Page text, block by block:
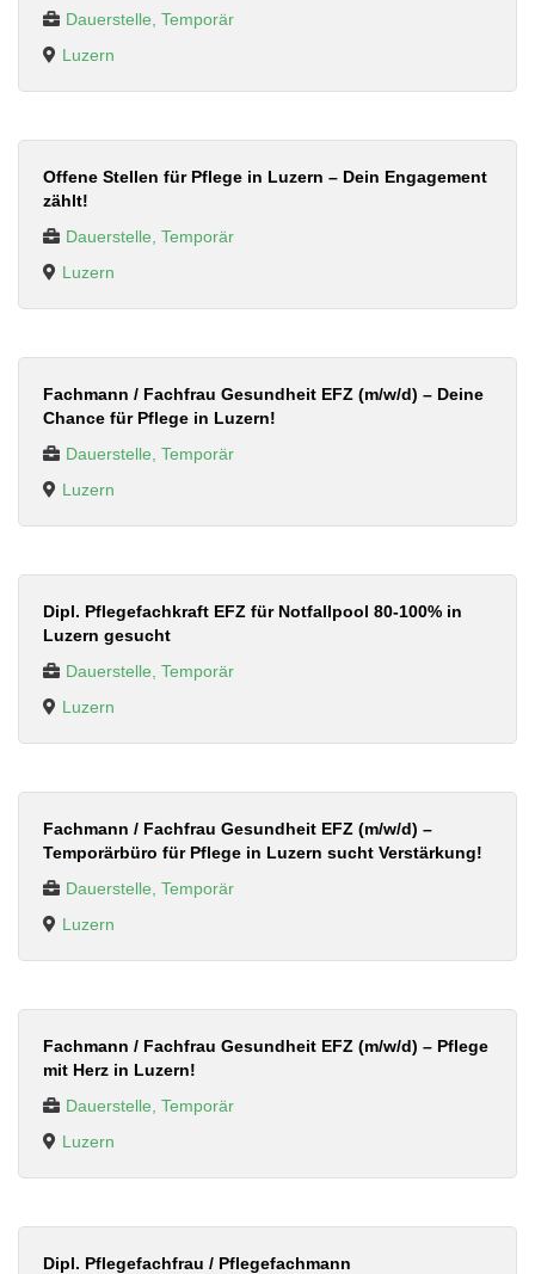
Dauerstelle, Temporär
Luzern
Offene Stellen für Pflege in Luzern – Dein Engagement
zählt!
Dauerstelle, Temporär
Luzern
Fachmann / Fachfrau Gesundheit EFZ (m/w/d) – Deine
Chance für Pflege in Luzern!
Dauerstelle, Temporär
Luzern
Dipl. Pflegefachkraft EFZ für Notfallpool 80-100% in
Luzern gesucht
Dauerstelle, Temporär
Luzern
Fachmann / Fachfrau Gesundheit EFZ (m/w/d) –
Temporärbüro für Pflege in Luzern sucht Verstärkung!
Dauerstelle, Temporär
Luzern
Fachmann / Fachfrau Gesundheit EFZ (m/w/d) – Pflege
mit Herz in Luzern!
Dauerstelle, Temporär
Luzern
Dipl. Pflegefachfrau / Pflegefachmann